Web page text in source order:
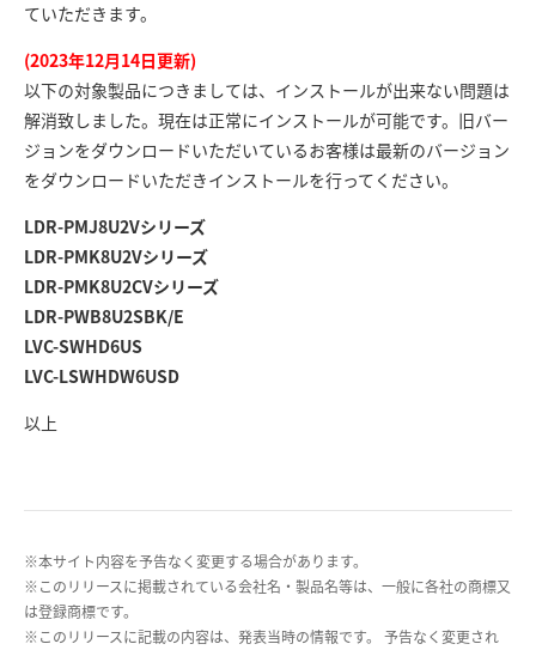
ていただきます。
(2023年12月14日更新)
以下の対象製品につきましては、インストールが出来ない問題は
解消致しました。現在は正常にインストールが可能です。旧バー
ジョンをダウンロードいただいているお客様は最新のバージョン
をダウンロードいただきインストールを行ってください。
LDR-PMJ8U2Vシリーズ
LDR-PMK8U2Vシリーズ
LDR-PMK8U2CVシリーズ
LDR-PWB8U2SBK/E
LVC-SWHD6US
LVC-LSWHDW6USD
以上
※本サイト内容を予告なく変更する場合があります。
※このリリースに掲載されている会社名・製品名等は、一般に各社の商標又
は登録商標です。
※このリリースに記載の内容は、発表当時の情報です。 予告なく変更され